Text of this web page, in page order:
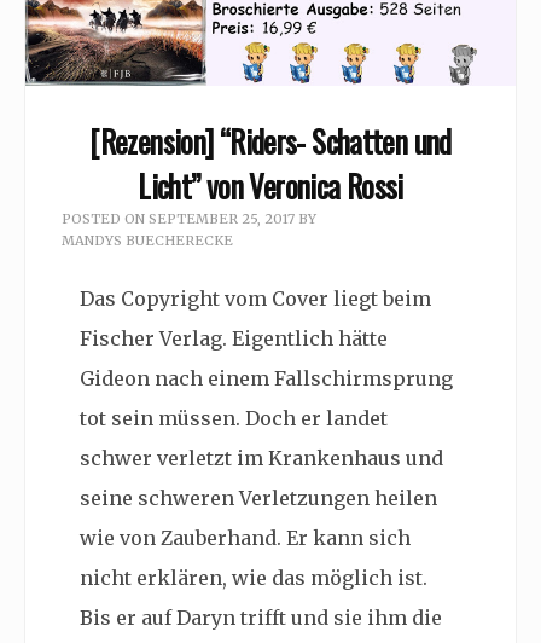
[Rezension] “Riders- Schatten und
Licht” von Veronica Rossi
POSTED ON SEPTEMBER 25, 2017 BY
MANDYS BUECHERECKE
Das Copyright vom Cover liegt beim
Fischer Verlag. Eigentlich hätte
Gideon nach einem Fallschirmsprung
tot sein müssen. Doch er landet
schwer verletzt im Krankenhaus und
seine schweren Verletzungen heilen
wie von Zauberhand. Er kann sich
nicht erklären, wie das möglich ist.
Bis er auf Daryn trifft und sie ihm die